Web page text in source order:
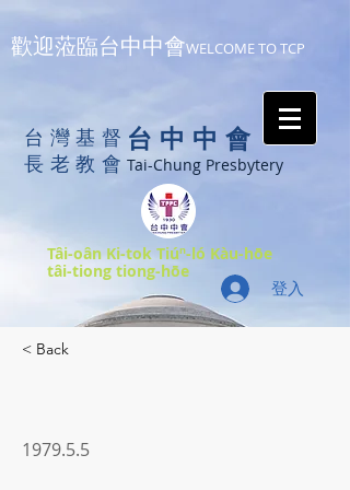
歡迎蒞臨台中中會WELCOME TO TCP
台灣基督
長老教會
台中中會
Tai-Chung Presbytery
Tâi-oân Ki-tok Tiúⁿ-ló Kàu-hōe
tâi-tiong tiong-hōe
登入
< Back
1979.5.5